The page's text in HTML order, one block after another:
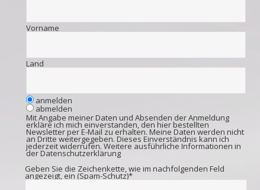
Vorname
Land
anmelden
abmelden
Mit Angabe meiner Daten und Absenden der Anmeldung
erkläre ich mich einverstanden, den hier bestellten
Newsletter per E-Mail zu erhalten. Meine Daten werden nicht
an Dritte weitergegeben. Dieses Einverständnis kann ich
jederzeit widerrufen. Weitere ausführliche Informationen in
derDatenschutzerklärung
Geben Sie die Zeichenkette, wie im nachfolgenden Feld
angezeigt, ein (Spam-Schutz)*